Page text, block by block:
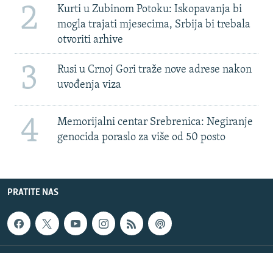
2
Kurti u Zubinom Potoku: Iskopavanja bi
mogla trajati mjesecima, Srbija bi trebala
otvoriti arhive
3
Rusi u Crnoj Gori traže nove adrese nakon
uvođenja viza
4
Memorijalni centar Srebrenica: Negiranje
genocida poraslo za više od 50 posto
PRATITE NAS